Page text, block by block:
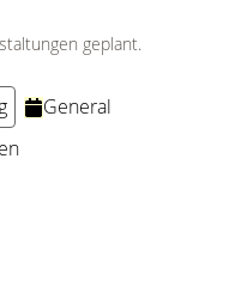
geplant.
General